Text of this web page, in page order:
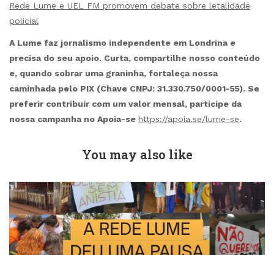
Rede Lume e UEL FM promovem debate sobre letalidade
policial
A Lume faz jornalismo independente em Londrina e
precisa do seu apoio. Curta, compartilhe nosso conteúdo
e, quando sobrar uma graninha, fortaleça nossa
caminhada pelo PIX (Chave CNPJ: 31.330.750/0001-55). Se
preferir contribuir com um valor mensal, participe da
nossa campanha no Apoia-se https://apoia.se/lume-se.
You may also like